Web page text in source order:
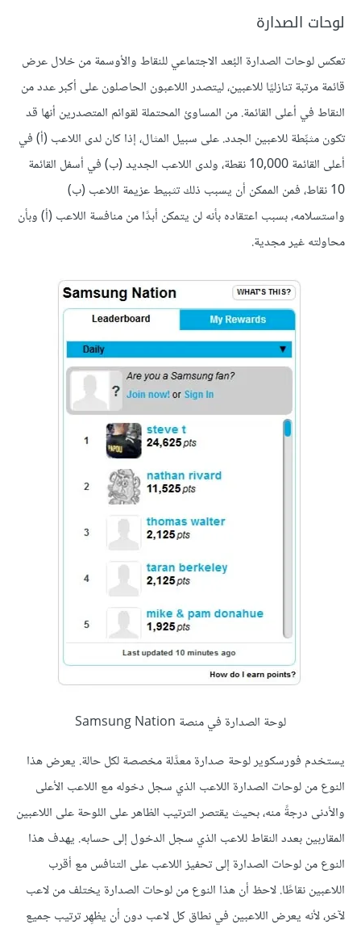
لوحات الصدارة
تعكس لوحات الصدارة البُعد الاجتماعي للنقاط والأوسمة من خلال عرض
قائمة مرتبة تنازليًا للاعبين، ليتصدر اللاعبون الحاصلون على أكبر عدد من
النقاط في أعلى القائمة. من المساوئ المحتملة لقوائم المتصدرين أنها قد
تكون مثبِّطة للاعبين الجدد. على سبيل المثال، إذا كان لدى اللاعب (أ) في
أعلى القائمة 10,000 نقطة، ولدى اللاعب الجديد (ب) في أسفل القائمة
10 نقاط، فمن الممكن أن يسبب ذلك تثبيط عزيمة اللاعب (ب)
واستسلامه، بسبب اعتقاده بأنه لن يتمكن أبدًا من منافسة اللاعب (أ) وبأن
محاولته غير مجدية.
لوحة الصدارة في منصة Samsung Nation
يستخدم فورسكوير لوحة صدارة معدَّلة مخصصة لكل حالة. يعرض هذا
النوع من لوحات الصدارة اللاعب الذي سجل دخوله مع اللاعب الأعلى
والأدنى درجةً منه، بحيث يقتصر الترتيب الظاهر على اللوحة على اللاعبين
المقاربين بعدد النقاط للاعب الذي سجل الدخول إلى حسابه. يهدف هذا
النوع من لوحات الصدارة إلى تحفيز اللاعب على التنافس مع أقرب
اللاعبين نقاطًا. لاحظ أن هذا النوع من لوحات الصدارة يختلف من لاعب
لآخر، لأنه يعرض اللاعبين في نطاق كل لاعب دون أن يظهِر ترتيب جميع